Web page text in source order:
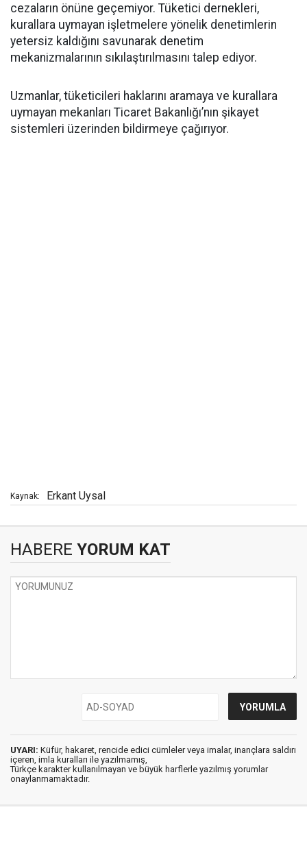
cezaların önüne geçemiyor. Tüketici dernekleri,
kurallara uymayan işletmelere yönelik denetimlerin
yetersiz kaldığını savunarak denetim
mekanizmalarının sıkılaştırılmasını talep ediyor.
Uzmanlar, tüketicileri haklarını aramaya ve kurallara
uymayan mekanları Ticaret Bakanlığı’nın şikayet
sistemleri üzerinden bildirmeye çağırıyor.
Kaynak: Erkant Uysal
HABERE YORUM KAT
UYARI: Küfür, hakaret, rencide edici cümleler veya imalar, inançlara saldırı
içeren, imla kuralları ile yazılmamış,
Türkçe karakter kullanılmayan ve büyük harflerle yazılmış yorumlar
onaylanmamaktadır.